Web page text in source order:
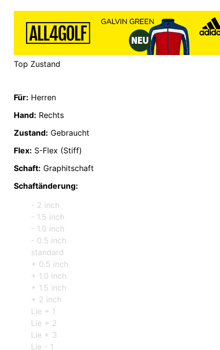
Top Zustand
Für: Herren
Hand: Rechts
Zustand: Gebraucht
Flex: S-Flex (Stiff)
Schaft: Graphitschaft
Schaftänderung:
- 2 inch
- 1.5 inch
- 1.0 inch
- 0.5 inch
standard
+ 0.5 inch
+ 1.0 inch
+ 1.5 inch
+ 2 inch
Lie + 1
Lie + 2
Lie + 3
Lie - 1